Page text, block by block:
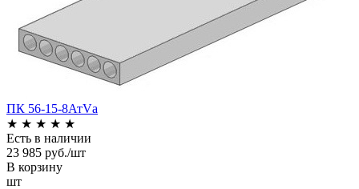
ПК 56-15-8АтVа
★ ★ ★ ★ ★
Есть в наличии
23 985 руб./шт
В корзину
шт